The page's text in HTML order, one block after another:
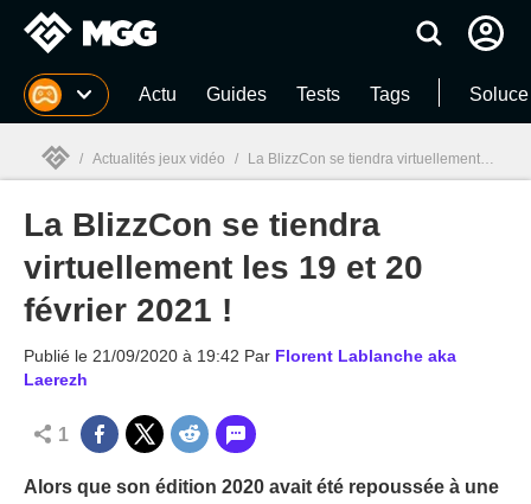
MGG Actu Guides Tests Tags
MGG
/ Actualités jeux vidéo / La BlizzCon se tiendra virtuellement les 19 et 20 février 2021 !
La BlizzCon se tiendra
virtuellement les 19 et 20
février 2021 !
Publié le 21/09/2020 à 19:42 Par Florent Lablanche aka
Laerezh
1
Alors que son édition 2020 avait été repoussée à une